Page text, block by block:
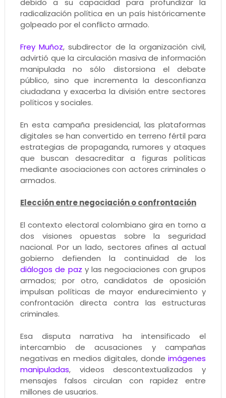
debido a su capacidad para profundizar la
radicalización política en un país históricamente
golpeado por el conflicto armado.
Frey Muñoz, subdirector de la organización civil,
advirtió que la circulación masiva de información
manipulada no sólo distorsiona el debate
público, sino que incrementa la desconfianza
ciudadana y exacerba la división entre sectores
políticos y sociales.
En esta campaña presidencial, las plataformas
digitales se han convertido en terreno fértil para
estrategias de propaganda, rumores y ataques
que buscan desacreditar a figuras políticas
mediante asociaciones con actores criminales o
armados.
Elección entre negociación o confrontación
El contexto electoral colombiano gira en torno a
dos visiones opuestas sobre la seguridad
nacional. Por un lado, sectores afines al actual
gobierno defienden la continuidad de los
diálogos de paz y las negociaciones con grupos
armados; por otro, candidatos de oposición
impulsan políticas de mayor endurecimiento y
confrontación directa contra las estructuras
criminales.
Esa disputa narrativa ha intensificado el
intercambio de acusaciones y campañas
negativas en medios digitales, dondeimágenes
manipuladas, videos descontextualizados y
mensajes falsos circulan con rapidez entre
millones de usuarios.